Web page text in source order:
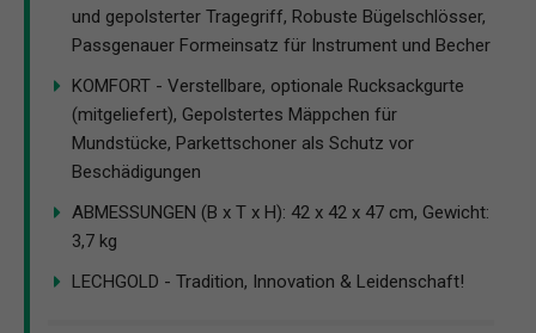
und gepolsterter Tragegriff, Robuste Bügelschlösser,
Passgenauer Formeinsatz für Instrument und Becher
KOMFORT - Verstellbare, optionale Rucksackgurte
(mitgeliefert), Gepolstertes Mäppchen für
Mundstücke, Parkettschoner als Schutz vor
Beschädigungen
ABMESSUNGEN (B x T x H): 42 x 42 x 47 cm, Gewicht:
3,7 kg
LECHGOLD - Tradition, Innovation & Leidenschaft!